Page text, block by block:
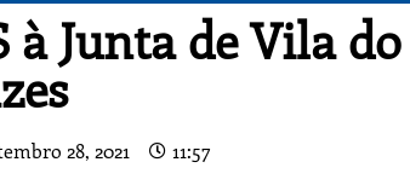
à Junta de Vila
28, 2021 11:57